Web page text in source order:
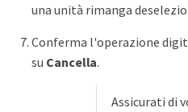
una unità rimanga
Conferma l'operazione
su Cancella.
Assicurati di